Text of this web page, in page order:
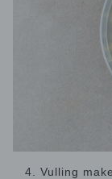
4. Vulling